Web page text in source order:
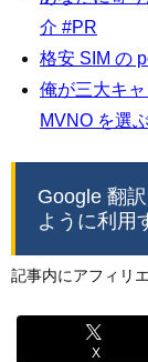
介 #PR
格安 SIM の
俺が三大キ
MVNO を選
Google 翻
ように利用
記事内にアフィリ
X